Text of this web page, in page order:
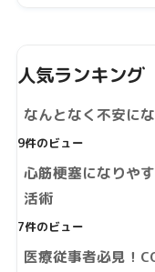
人気ランキング
なんとなく不安に
9件のビュー
心筋梗塞になりや
活術
7件のビュー
医療従事者必見！